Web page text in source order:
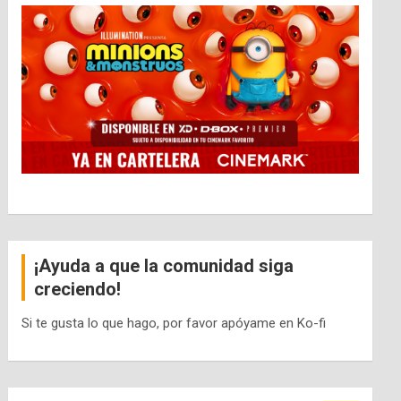
¡Ayuda a que la comunidad siga
creciendo!
Si te gusta lo que hago, por favor apóyame en Ko-fi